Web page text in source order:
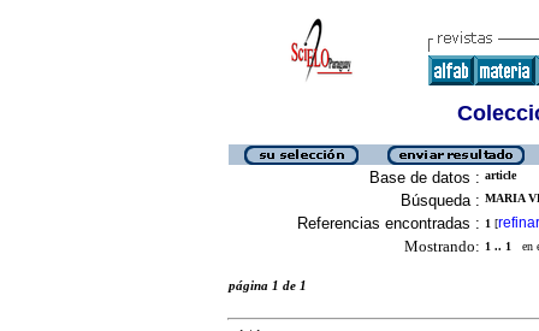
Base de datos : article
Búsqueda : MARIA
Referencias encontradas : 1 [refinar
Mostrando: 1 .. 1 en
página 1 de 1